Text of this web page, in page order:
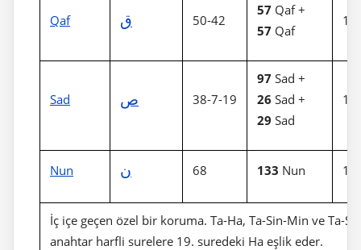
Qaf ق 50-42
57 Qaf +
57 Qaf
Sad ص 38-7-19
97 Sad +
26 Sad +
29 Sad
Nun ن 68 133 Nun
İç içe geçen özel bir koruma. Ta-Ha, Ta-Sin-Min ve Ta-Sin
anahtar harfli surelere 19. suredeki Ha eşlik eder.